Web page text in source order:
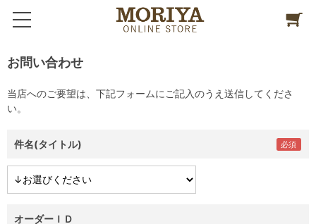
お問い合わせ
当店へのご要望は、下記フォームにご記入のうえ送信してくださ
い。
件名(タイトル)
オーダーＩＤ